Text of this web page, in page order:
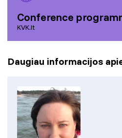
Conference
KVK.lt
Daugiau informacijos